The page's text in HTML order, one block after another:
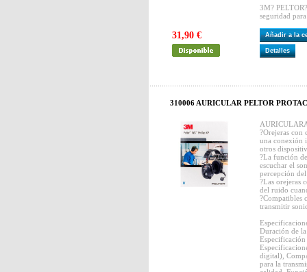
3M?
seguridad
31,90 € Añadir a la
Detalles
310006 AURICULAR PELTOR
?Orejeras con
una conexión
otros
?La función
escuchar el
percepción
?Las orejeras
del ruido
?Compatibles
transmitir
Duración de
digital),
para la